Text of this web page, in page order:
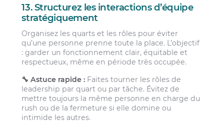
13. Structurez les interactions d’équipe
stratégiquement
Organisez les quarts et les rôles pour éviter
qu’une personne prenne toute la place. L’objectif
: garder un fonctionnement clair, équitable et
respectueux, même en période très occupée.
🔧 Astuce rapide : Faites tourner les rôles de
leadership par quart ou par tâche. Évitez de
mettre toujours la même personne en charge du
rush ou de la fermeture si elle domine ou
intimide les autres.